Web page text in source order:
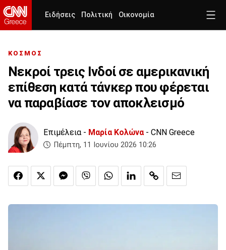
Ειδήσεις Πολιτική Οικονομία
ΚΟΣΜΟΣ
Νεκροί τρεις Ινδοί σε αμερικανική
επίθεση κατά τάνκερ που φέρεται
να παραβίασε τον αποκλεισμό
Επιμέλεια - Μαρία Κολώνα- CNN Greece
Πέμπτη, 11 Ιουνίου 2026 10:26